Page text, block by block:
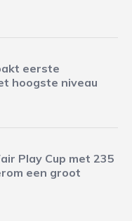
eerste
hoogste niveau
Play Cup met 235
een groot